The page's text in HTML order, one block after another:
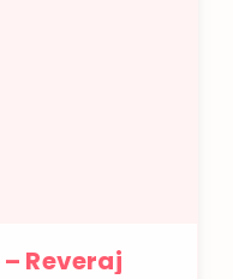
Reveraj